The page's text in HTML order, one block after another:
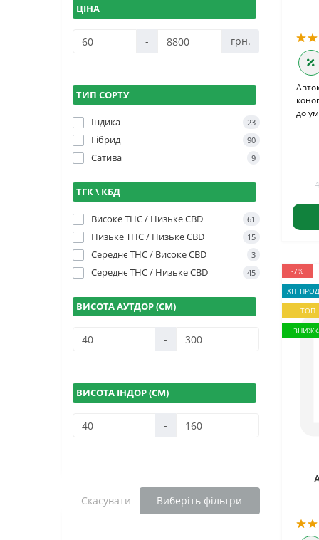
ЦІНА
- грн.
ТИП СОРТУ
Індика 23
Гібрид 90
Сатива 9
ТГК \ КБД
Високе THC / Низьке CBD 61
Низьке THC / Низьке CBD 15
Середнє THC / Високе CBD 3
Середнє THC / Низьке CBD 45
ВИСОТА АУТДОР (СМ)
-
ВИСОТА ІНДОР (СМ)
-
Скасувати Виберіть фільтри
до
-7%
ХІТ
ТОП